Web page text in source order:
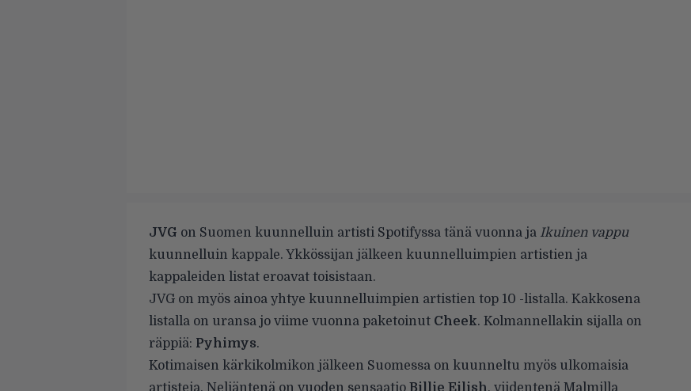
JVG on Suomen kuunnelluin artisti Spotifyssa tänä vuonna ja Ikuinen vappu
kuunnelluin kappale. Ykkössijan jälkeen kuunnelluimpien artistien ja
kappaleiden listat eroavat toisistaan.
JVG on myös ainoa yhtye kuunnelluimpien artistien top 10 -listalla. Kakkosena
listalla on uransa jo viime vuonna paketoinut Cheek. Kolmannellakin sijalla on
räppiä: Pyhimys.
Kotimaisen kärkikolmikon jälkeen Suomessa on kuunneltu myös ulkomaisia
artisteja. Neljäntenä on vuoden sensaatio Billie Eilish, viidentenä Malmilla